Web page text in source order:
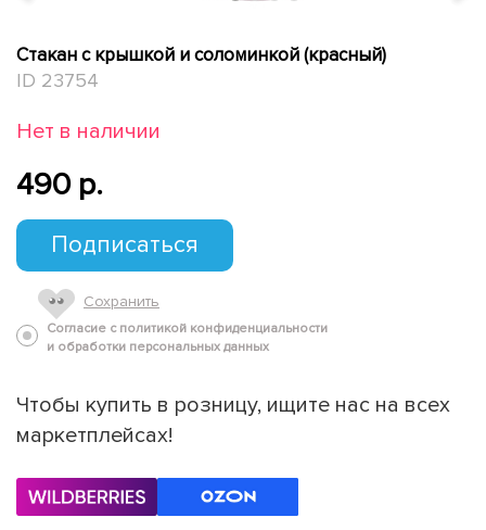
Стакан с крышкой и соломинкой (красный)
ID 23754
Нет в наличии
490 p.
Подписаться
Сохранить
Согласие с политикой конфиденциальности
и обработки персональных данных
Чтобы купить в розницу, ищите нас на всех
маркетплейсах!